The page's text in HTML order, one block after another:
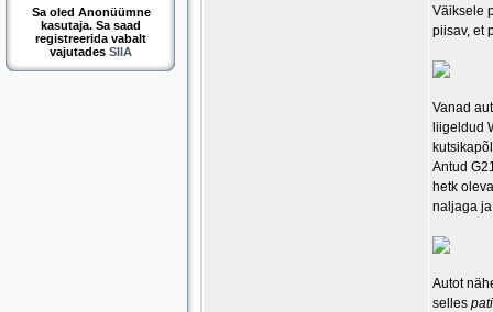
Sa oled Anonüümne
kasutaja. Sa saad
registreerida vabalt
vajutades SIIA
Väiksele
piisav, et
Vanad
liigeldud
Antud
hetk
naljaga
Autot
selles